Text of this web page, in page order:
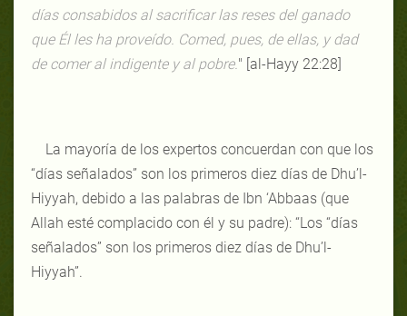
días consabidos al sacrificar las reses del ganado
que Él les ha proveído. Comed, pues, de ellas, y dad
de comer al indigente y al pobre. " [al-Hayy 22:28]
La mayoría de los expertos concuerdan con que los
“días señalados” son los primeros diez días de Dhu’l-
Hiyyah, debido a las palabras de Ibn ‘Abbaas (que
Allah esté complacido con él y su padre): “Los “días
señalados” son los primeros diez días de Dhu’l-
Hiyyah”.